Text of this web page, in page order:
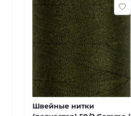
Швейные нитки